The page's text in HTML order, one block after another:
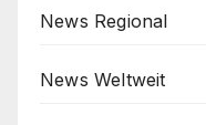
News Regional
News Weltweit